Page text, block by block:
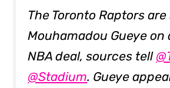
The Toronto Raptors
Mouhamadou Gueye
NBA deal, sources tell
@Stadium. Gueye